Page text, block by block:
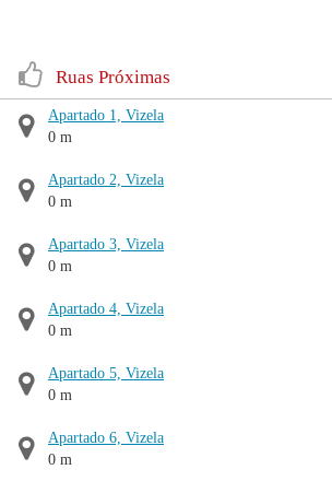
Ruas Próximas
Apartado 1, Vizela
0 m
Apartado 2, Vizela
0 m
Apartado 3, Vizela
0 m
Apartado 4, Vizela
0 m
Apartado 5, Vizela
0 m
Apartado 6, Vizela
0 m